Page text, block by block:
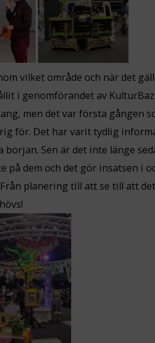
vilket område och när det
i genomförandet av
men det var första gången
för. Det har varit tydlig
Sen är det inte länge
på dem och det gör insatsen i
planering till att se till att